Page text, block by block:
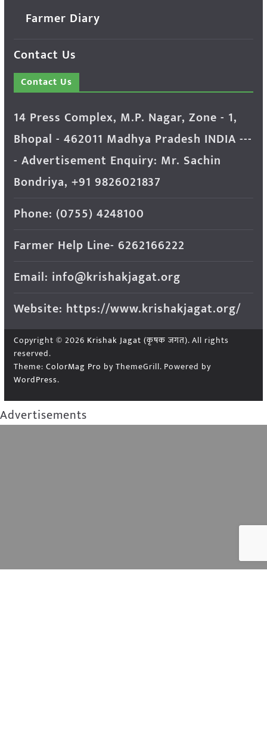
Farmer Diary
Contact Us
Contact Us
14 Press Complex, M.P. Nagar, Zone - 1,
Bhopal - 462011 Madhya Pradesh INDIA ---
- Advertisement Enquiry: Mr. Sachin
Bondriya, +91 9826021837
Phone: (0755) 4248100
Farmer Help Line- 6262166222
Email: info@krishakjagat.org
Website: https://www.krishakjagat.org/
Copyright © 2026 Krishak Jagat (कृषक जगत). All rights
reserved.
Theme: ColorMag Pro by ThemeGrill. Powered by
WordPress.
Advertisements